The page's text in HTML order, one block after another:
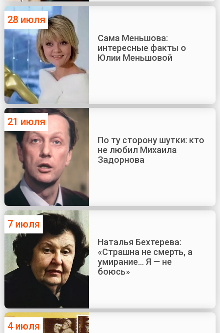
28 июля
Сама Меньшова:
интересные факты о
Юлии Меньшовой
21 июля
По ту сторону шутки: кто
не любил Михаила
Задорнова
7 июля
Наталья Бехтерева:
«Страшна не смерть, а
умирание... Я — не
боюсь»
4 июля